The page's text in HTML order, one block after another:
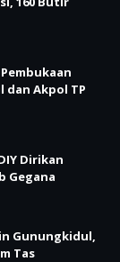
Akpol TP
Dirikan
Gegana
Gunungkidul,
Tas